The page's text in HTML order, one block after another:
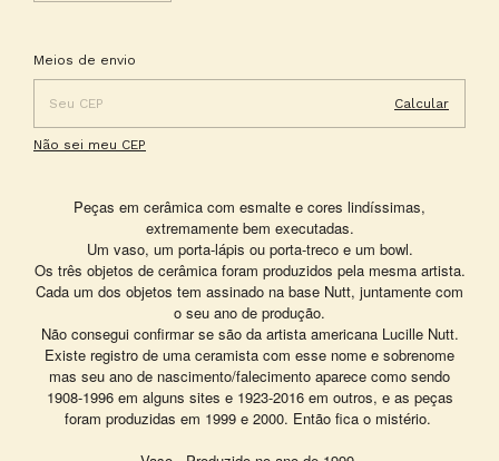
Entregas para o CEP:
Meios de envio
Calcular
Não sei meu CEP
Peças em cerâmica com esmalte e cores lindíssimas,
extremamente bem executadas.
Um vaso, um porta-lápis ou porta-treco e um bowl.
Os três objetos de cerâmica foram produzidos pela mesma artista.
Cada um dos objetos tem assinado na base Nutt, juntamente com
o seu ano de produção.
Não consegui confirmar se são da artista americana Lucille Nutt.
Existe registro de uma ceramista com esse nome e sobrenome
mas seu ano de nascimento/falecimento aparece como sendo
1908-1996 em alguns sites e 1923-2016 em outros, e as peças
foram produzidas em 1999 e 2000. Então fica o mistério.